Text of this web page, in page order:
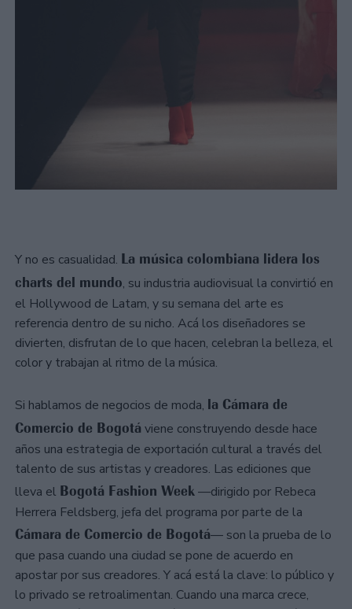
Y no es casualidad. La música colombiana lidera los
charts del mundo, su industria audiovisual la convirtió en
el Hollywood de Latam, y su semana del arte es
referencia dentro de su nicho. Acá los diseñadores se
divierten, disfrutan de lo que hacen, celebran la belleza, el
color y trabajan al ritmo de la música.
Si hablamos de negocios de moda, la Cámara de
Comercio de Bogotá viene construyendo desde hace
años una estrategia de exportación cultural a través del
talento de sus artistas y creadores. Las ediciones que
lleva el Bogotá Fashion Week—dirigido por Rebeca
Herrera Feldsberg, jefa del programa por parte de la
Cámara de Comercio de Bogotá— son la prueba de lo
que pasa cuando una ciudad se pone de acuerdo en
apostar por sus creadores. Y acá está la clave: lo público y
lo privado se retroalimentan. Cuando una marca crece,